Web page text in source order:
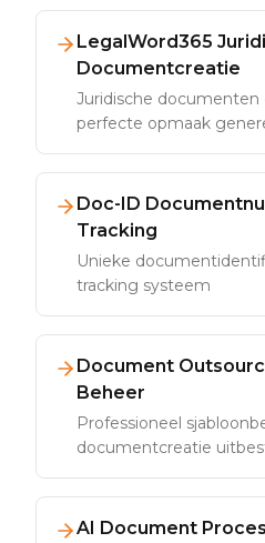
LegalWord365
Documentcreatie
Juridische
perfecte opmaak
Doc-ID
Tracking
Unieke
tracking systeem
Document
Beheer
Professioneel
documentcreatie
AI Document